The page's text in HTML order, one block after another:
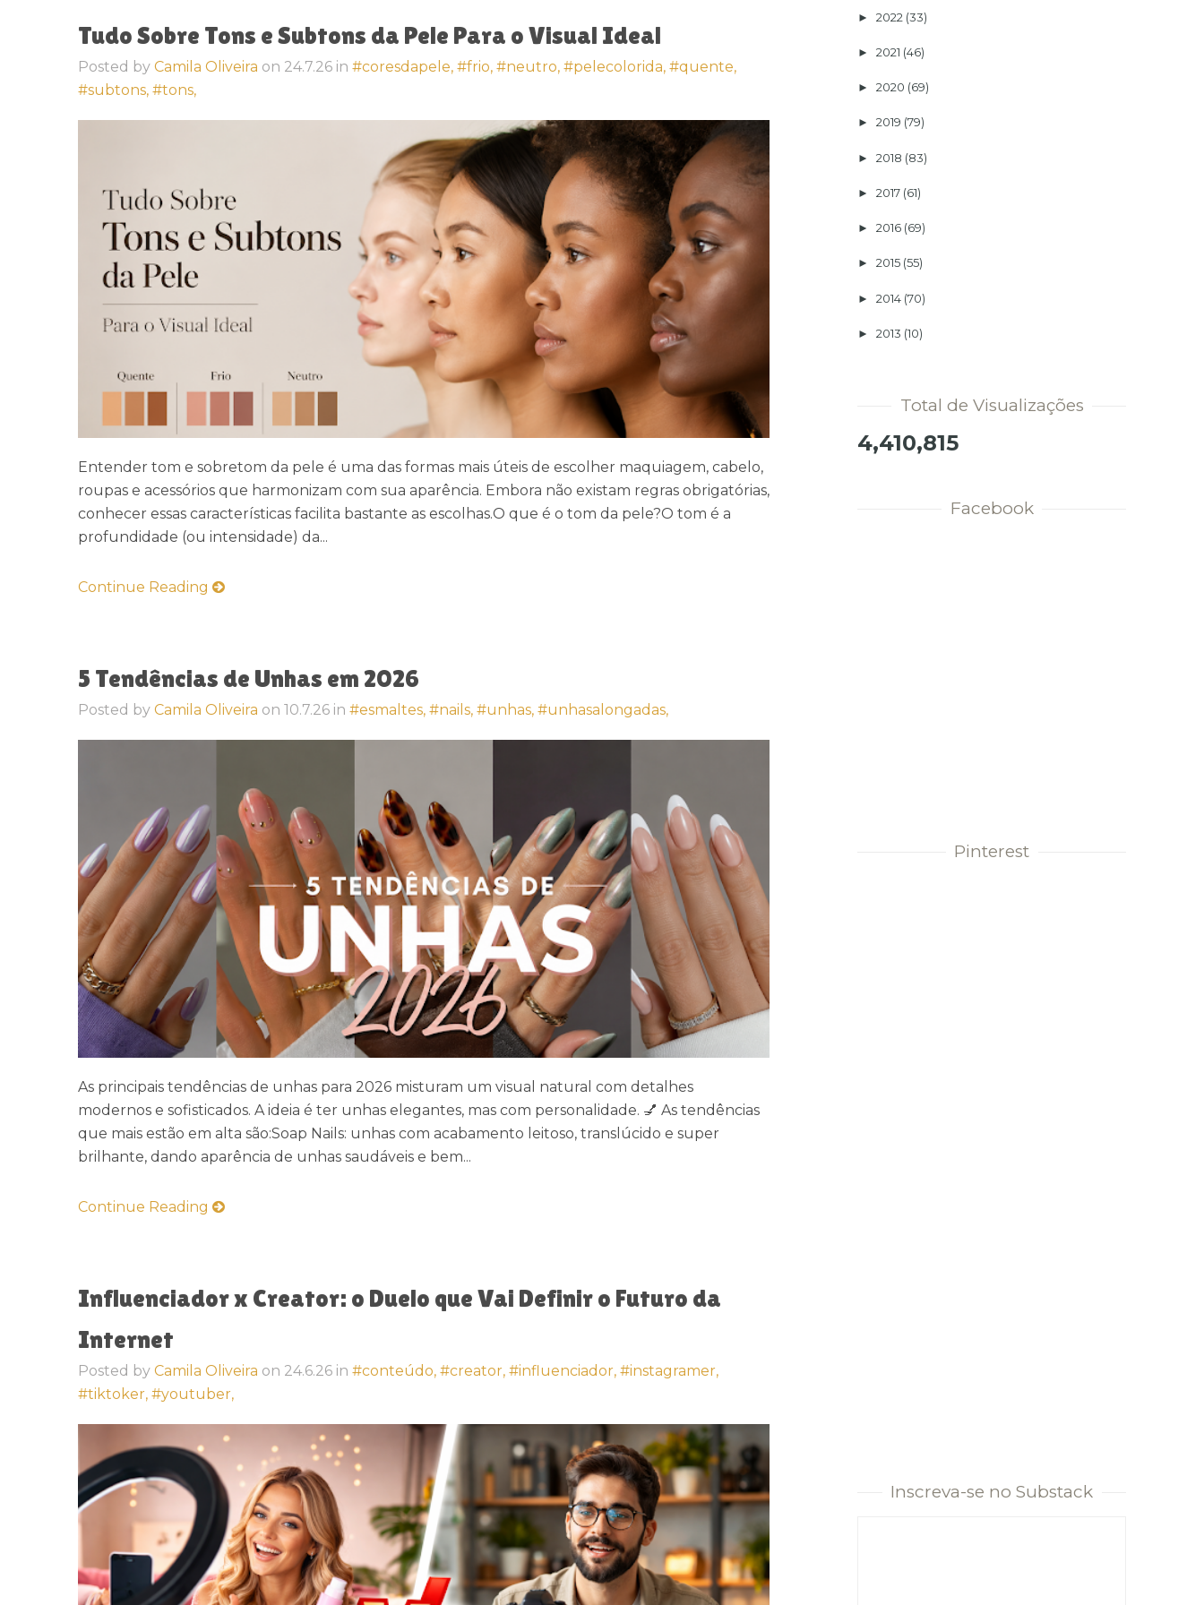
Tudo Sobre Tons e Subtons da Pele Para o Visual Ideal
Posted by Camila Oliveira on 24.7.26 in #coresdapele, #frio, #neutro, #pelecolorida, #quente,
#subtons, #tons,
Entender tom e sobretom da pele é uma das formas mais úteis de escolher maquiagem, cabelo,
roupas e acessórios que harmonizam com sua aparência. Embora não existam regras obrigatórias,
conhecer essas características facilita bastante as escolhas.O que é o tom da pele?O tom é a
profundidade (ou intensidade) da...
Continue Reading
5 Tendências de Unhas em 2026
Posted by Camila Oliveira on 10.7.26 in #esmaltes, #nails, #unhas, #unhasalongadas,
As principais tendências de unhas para 2026 misturam um visual natural com detalhes
modernos e sofisticados. A ideia é ter unhas elegantes, mas com personalidade. 💅 As tendências
que mais estão em alta são:Soap Nails: unhas com acabamento leitoso, translúcido e super
brilhante, dando aparência de unhas saudáveis e bem...
Continue Reading
Influenciador x Creator: o Duelo que Vai Definir o Futuro da
Internet
Posted by Camila Oliveira on 24.6.26 in #conteúdo, #creator, #influenciador, #instagramer,
#tiktoker, #youtuber,
► 2022 (33)
► 2021 (46)
► 2020 (69)
► 2019 (79)
► 2018 (83)
► 2017 (61)
► 2016 (69)
► 2015 (55)
► 2014 (70)
► 2013 (10)
Total de Visualizações
4,410,815
Facebook
Pinterest
Inscreva-se no Substack